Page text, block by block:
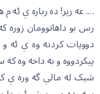
…. عه زيز! ده رباره ي ئه
رس بو داهاتوومان زوره
پيکردووه و به داخه وه
شيک له مالي گه وره ي